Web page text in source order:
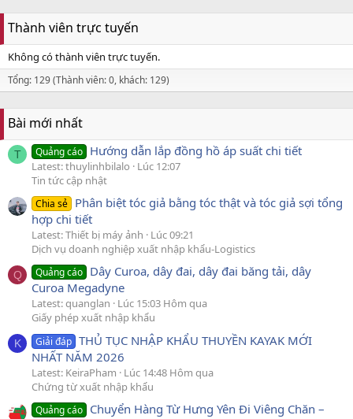
Thành viên trực tuyến
Không có thành viên trực tuyến.
Tổng: 129 (Thành viên: 0, khách: 129)
Bài mới nhất
T Quảng cáo Hướng dẫn lắp đồng hồ áp suất chi tiết
Latest: thuylinhbilalo
Lúc 12:07
Tin tức cập nhật
Chia sẻ Phân biệt tóc giả bằng tóc thật và tóc giả sợi tổng
hợp chi tiết
Latest: Thiết bị máy ảnh
Lúc 09:21
Dịch vụ doanh nghiệp xuất nhập khẩu-Logistics
Q Quảng cáo Dây Curoa, dây đai, dây đai băng tải, dây
Curoa Megadyne
Latest: quanglan
Lúc 15:03 Hôm qua
Giấy phép xuất nhập khẩu
K Giải đáp THỦ TỤC NHẬP KHẨU THUYỀN KAYAK MỚI
NHẤT NĂM 2026
Latest: KeiraPham
Lúc 14:48 Hôm qua
Chứng từ xuất nhập khẩu
Quảng cáo Chuyển Hàng Từ Hưng Yên Đi Viêng Chăn –